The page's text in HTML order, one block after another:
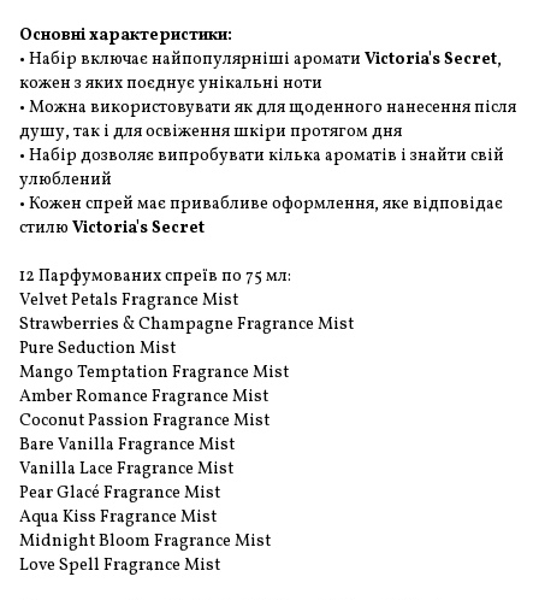
Основні характеристики:
• Набір включає найпопулярніші аромати Victoria's Secret,
кожен з яких поєднує унікальні ноти
• Можна використовувати як для щоденного нанесення після
душу, так і для освіження шкіри протягом дня
• Набір дозволяє випробувати кілька ароматів і знайти свій
улюблений
• Кожен спрей має привабливе оформлення, яке відповідає
стилю Victoria's Secret
12 Парфумованих спреїв по 75 мл:
Velvet Petals Fragrance Mist
Strawberries & Champagne Fragrance Mist
Pure Seduction Mist
Mango Temptation Fragrance Mist
Amber Romance Fragrance Mist
Coconut Passion Fragrance Mist
Bare Vanilla Fragrance Mist
Vanilla Lace Fragrance Mist
Pear Glacé Fragrance Mist
Aqua Kiss Fragrance Mist
Midnight Bloom Fragrance Mist
Love Spell Fragrance Mist